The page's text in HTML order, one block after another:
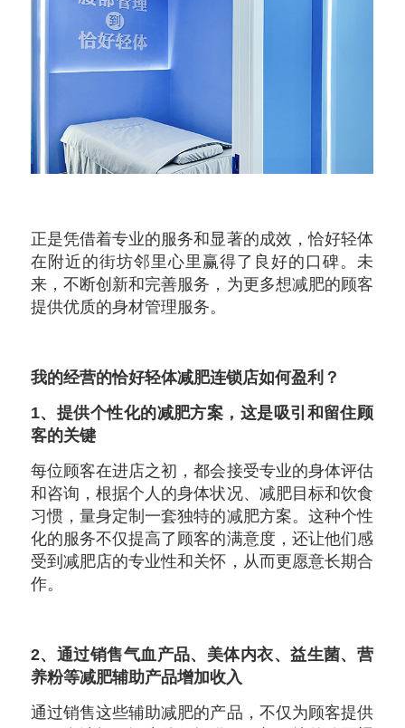
正是凭借着专业的服务和显著的成效，恰好轻体
在附近的街坊邻里心里赢得了良好的口碑。未
来，不断创新和完善服务，为更多想减肥的顾客
提供优质的身材管理服务。
我的经营的恰好轻体减肥连锁店如何盈利？
1、提供个性化的减肥方案，这是吸引和留住顾
客的关键
每位顾客在进店之初，都会接受专业的身体评估
和咨询，根据个人的身体状况、减肥目标和饮食
习惯，量身定制一套独特的减肥方案。这种个性
化的服务不仅提高了顾客的满意度，还让他们感
受到减肥店的专业性和关怀，从而更愿意长期合
作。
2、通过销售气血产品、美体内衣、益生菌、营
养粉等减肥辅助产品增加收入
通过销售这些辅助减肥的产品，不仅为顾客提供